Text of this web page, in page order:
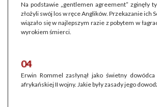
Na podstawie „gentlemen agreement” zginęły
złożyli swój los w ręce Anglików. Przekazanie ich
wiązało się w najlepszym razie z pobytem w
wyrokiem śmierci.
04
Erwin Rommel zasłynął jako świetny
afrykańskiej II wojny. Jakie były zasady jego